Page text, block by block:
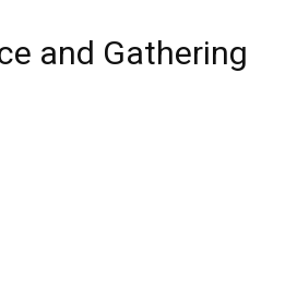
and Gathering